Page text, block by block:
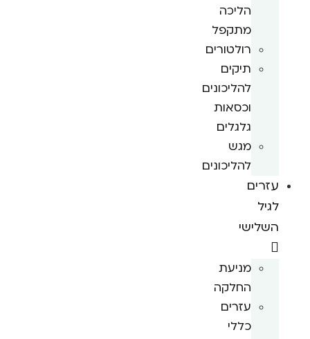
הליכה
מתקפל
רולטורים
תיקים
להליכונים
וכסאות
גלגלים
מגש
להליכונים
עזרים
לגיל
השלישי
מניעת
החלקה
עזרים
כללי